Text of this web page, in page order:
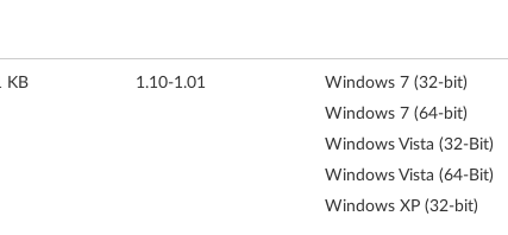
KB 1.10-1.01
Windows 7 (32-bit)
Windows 7 (64-bit)
Windows Vista (32-Bit)
Windows Vista (64-Bit)
Windows XP (32-bit)